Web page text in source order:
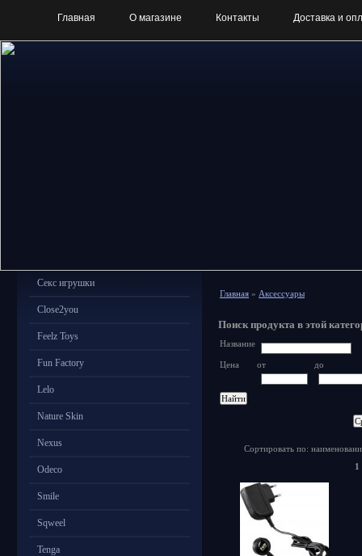
Главная О магазине Контакты Доставка и
Секс игрушки
Close2you
Feelz Toys
Fun Factory
Lelo
Nature Skin
Nexus
Odeco
Smile
Sqweel
Tenga
Главная » Аксессуары
Поиск продукта в этой
Название
Цена от до
Сортировать по:
1